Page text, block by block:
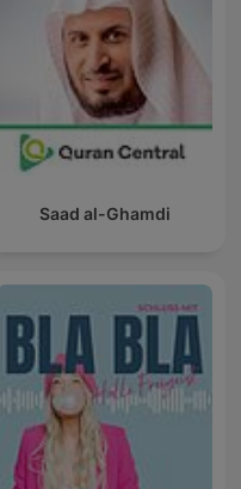
Saad al-Ghamdi